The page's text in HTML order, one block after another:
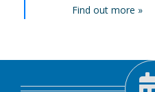
Find out more »